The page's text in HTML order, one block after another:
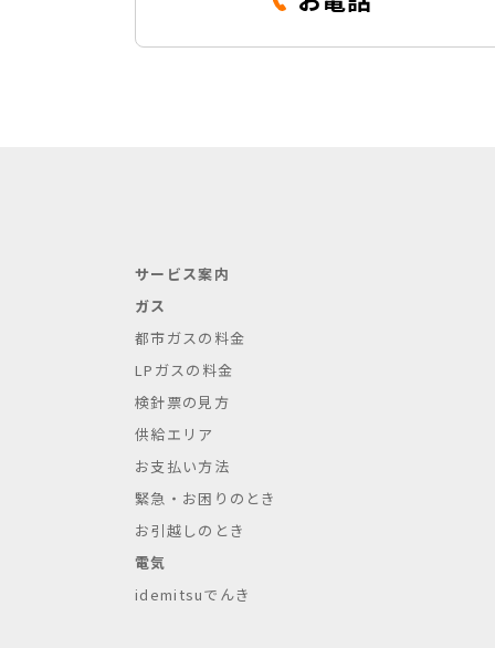
サービス案内
ガス
都市ガスの料金
LPガスの料金
検針票の見方
供給エリア
お支払い方法
緊急・お困りのとき
お引越しのとき
電気
idemitsuでんき